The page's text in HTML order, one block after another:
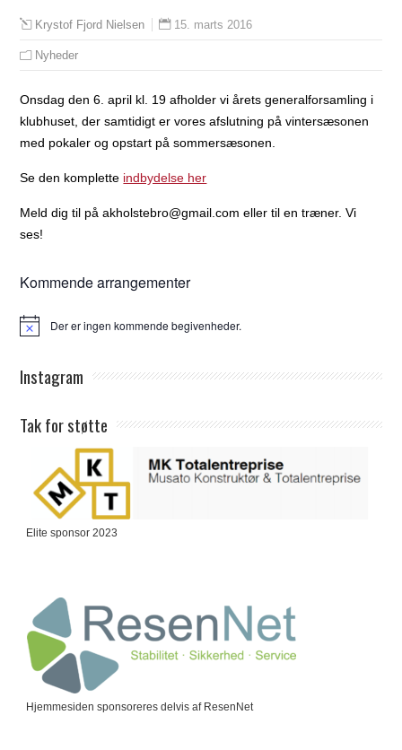
Krystof Fjord Nielsen 15. marts 2016
Nyheder
Onsdag den 6. april kl. 19 afholder vi årets generalforsamling i
klubhuset, der samtidigt er vores afslutning på vintersæsonen
med pokaler og opstart på sommersæsonen.
Se den komplette indbydelse her
Meld dig til på akholstebro@gmail.com eller til en træner. Vi
ses!
Kommende arrangementer
Notice Der er ingen kommende begivenheder.
Instagram
Tak for støtte
Elite sponsor 2023
Hjemmesiden sponsoreres delvis af ResenNet